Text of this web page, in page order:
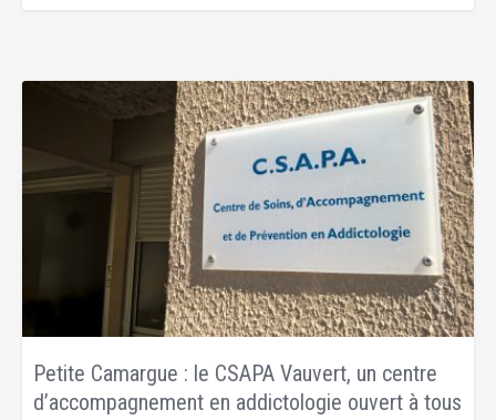
Petite Camargue : le CSAPA Vauvert, un centre
d’accompagnement en addictologie ouvert à tous